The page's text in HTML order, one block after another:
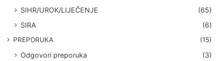
SIHR/UROK/LIJEČENJE
(65)
SIRA
(6)
PREPORUKA (15)
Odgovori preporuka
(3)